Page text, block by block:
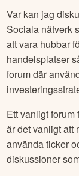
Var kan jag
Sociala nätverk
att vara hubbar
handelsplatser
forum där
Ett vanligt forum
är det vanligt att
använda ticker
diskussioner